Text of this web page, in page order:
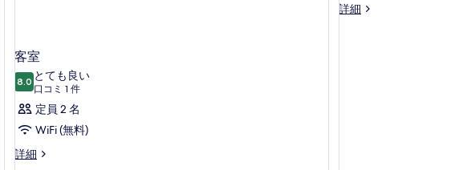
客室
8.010 点中 8.0
とても良い
口コミ 1 件
(口
コ
ミ
件)
定員 2 名
WiFi (無料)
詳細
客
ル
詳細
デ